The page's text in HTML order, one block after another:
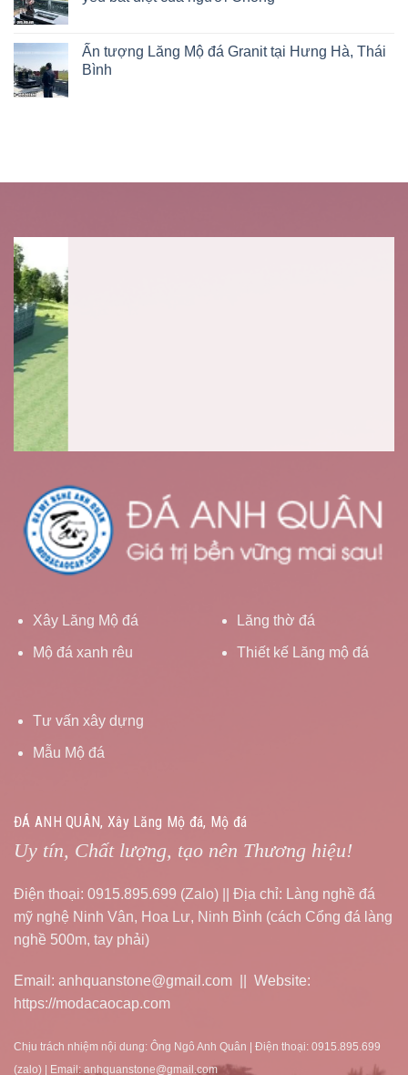
Ấn tượng Lăng Mộ đá Granit tại Hưng Hà, Thái
Bình
Xây Lăng Mộ đá
Mộ đá xanh rêu
Lăng thờ đá
Thiết kế Lăng mộ đá
Tư vấn xây dựng
Mẫu Mộ đá
ĐÁ ANH QUÂN, Xây Lăng Mộ đá, Mộ đá
Uy tín, Chất lượng, tạo nên Thương hiệu!
Điện thoại: 0915.895.699 (Zalo) || Địa chỉ: Làng nghề đá
mỹ nghệ Ninh Vân, Hoa Lư, Ninh Bình (cách Cổng đá làng
nghề 500m, tay phải)
Email: anhquanstone@gmail.com || Website:
https://modacaocap.com
Chịu trách nhiệm nội dung: Ông Ngô Anh Quân | Điện thoại: 0915.895.699
(zalo) | Email: anhquanstone@gmail.com